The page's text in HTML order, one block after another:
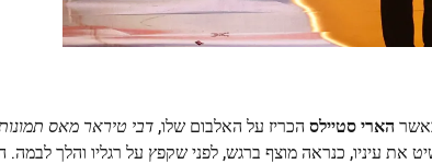
הארי סטיילס הכריז על האלבום שלו, דבי טיראר מאס
את עיניו, כנראה מוצף ברגש, לפני שקפץ על רגליו והלך לבמה.